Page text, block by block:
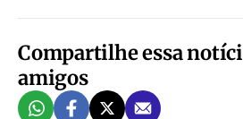
Compartilhe essa
amigos